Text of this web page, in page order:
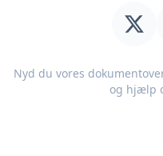
Nyd du vores
og hjælp